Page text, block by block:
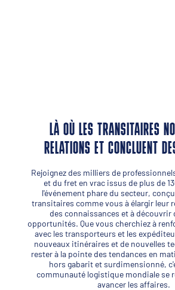
LÀ OÙ LES TRANSITAIRES
RELATIONS ET CONCLUENT
Rejoignez des milliers de
et du fret en vrac issus de plus de
l'événement phare du secteur,
transitaires comme vous à élargir leur
des connaissances et à découvrir
opportunités. Que vous cherchiez à
avec les transporteurs et les
nouveaux itinéraires et de nouvelles
rester à la pointe des tendances en
hors gabarit et surdimensionné,
communauté logistique mondiale se
avancer les affaires.